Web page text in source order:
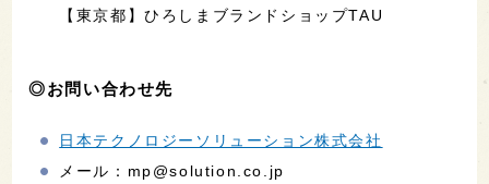
【東京都】ひろしまブランドショップTAU
◎お問い合わせ先
日本テクノロジーソリューション株式会社
メール：mp@solution.co.jp